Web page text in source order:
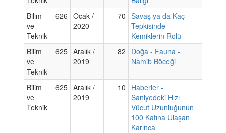
Bilim
ve
Teknik
626 Ocak /
2020
70 Savaş ya da Kaç
Tepkisinde
Kemiklerin Rolü
Bilim
ve
Teknik
625 Aralık /
2019
82
Doğa - Fauna -
Namib Böceği
Bilim
ve
Teknik
625 Aralık /
2019
10
Haberler -
Saniyedeki Hızı
Vücut Uzunluğunun
100 Katına Ulaşan
Karınca